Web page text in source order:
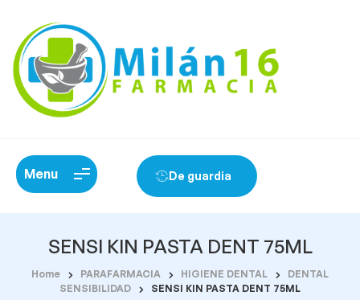
Menu De guardia
SENSI KIN PASTA DENT 75ML
Home PARAFARMACIA HIGIENE DENTAL
DENTAL
SENSIBILIDAD
SENSI KIN PASTA DENT 75ML